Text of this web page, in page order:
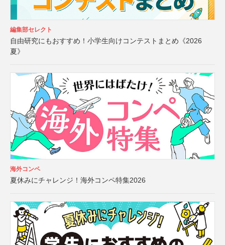
編集部セレクト
自由研究にもおすすめ！小学生向けコンテストまとめ《2026
夏》
海外コンペ
夏休みにチャレンジ！海外コンペ特集2026